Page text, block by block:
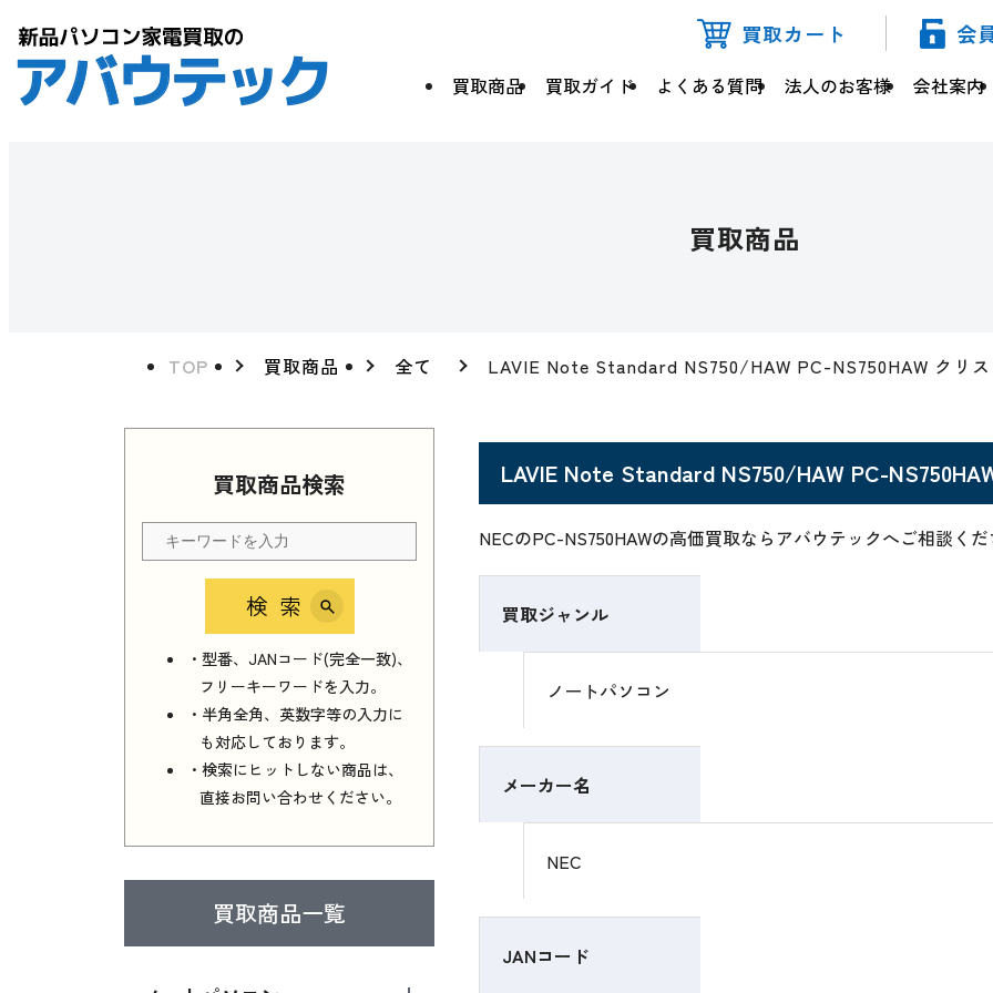
買取カート 会
買取商品 買取ガイド よくある質問 法人のお客様 会社案内
買取商品
TOP 買取商品 全て LAVIE Note Standard NS750/HAW PC-NS750HAW クリ
買取商品検索
検索
・型番、JANコード(完全一致)、
フリーキーワードを入力。
・半角全角、英数字等の入力に
も対応しております。
・検索にヒットしない商品は、
直接お問い合わせください。
買取商品一覧
LAVIE Note Standard NS750/HAW PC-
NECのPC-NS750HAWの高価買取ならアバウテックへご相談く
買取ジャンル
ノートパソコン
メーカー名
NEC
JANコード